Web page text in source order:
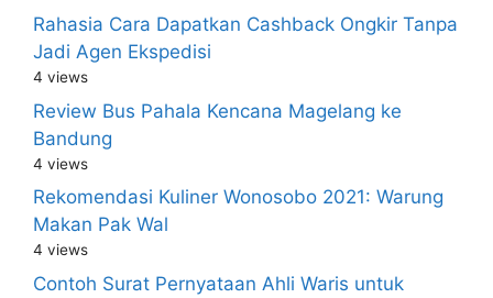
Rahasia Cara Dapatkan Cashback Ongkir Tanpa
Jadi Agen Ekspedisi
4 views
Review Bus Pahala Kencana Magelang ke
Bandung
4 views
Rekomendasi Kuliner Wonosobo 2021: Warung
Makan Pak Wal
4 views
Contoh Surat Pernyataan Ahli Waris untuk